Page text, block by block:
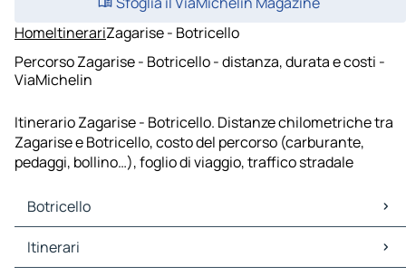
HomeItinerariZagarise - Botricello
Percorso Zagarise - Botricello - distanza, durata e costi -
ViaMichelin
Itinerario Zagarise - Botricello. Distanze chilometriche tra
Zagarise e Botricello, costo del percorso (carburante,
pedaggi, bollino…), foglio di viaggio, traffico stradale
Botricello
Botricello Mappe Piantine
Botricello Traffico
Itinerari